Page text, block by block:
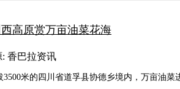
高原赏万亩油菜花海
: 香巴拉资讯
3500米的四川省道孚县协德乡境内，万亩油菜